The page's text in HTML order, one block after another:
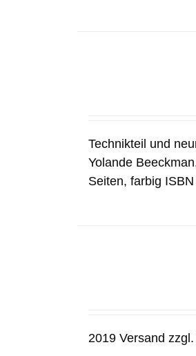
Technikteil und
Yolande
Seiten, farbig
2019 Versand